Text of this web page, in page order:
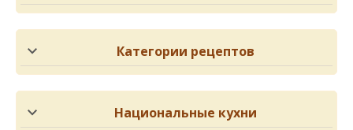
Категории рецептов
Национальные кухни